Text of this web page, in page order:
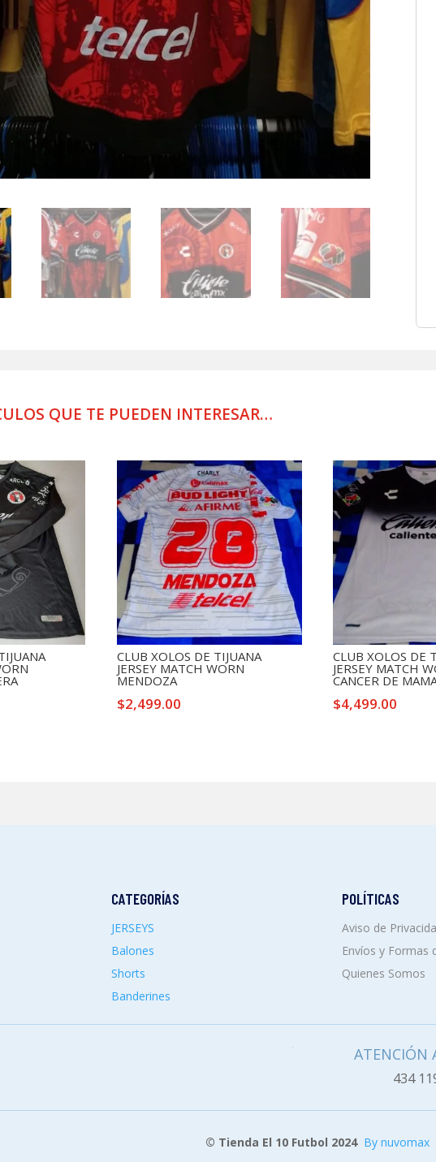
QUE TE PUEDEN INTERESAR…
CLUB XOLOS DE TIJUANA
JERSEY MATCH WORN
MENDOZA
$2,499.00
CLUB XOLOS DE
JERSEY MATCH
CANCER DE
$4,499.00
CATEGORÍAS
JERSEYS
Balones
Shorts
Banderines
POLÍTICAS
Aviso de
Envíos y Formas
Quienes Somos
ATENCIÓN
434
© Tienda El 10 Futbol 2024 By nuvomax